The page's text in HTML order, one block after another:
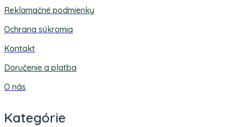
Reklamačné podmienky
Ochrana súkromia
Kontakt
Doručenie a platba
O nás
Kategórie